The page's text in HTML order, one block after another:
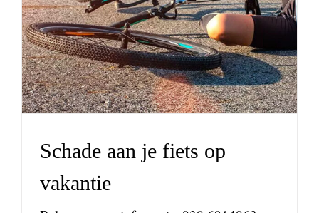
vakantie
nieuws
Schade aan je fiets op
vakantie